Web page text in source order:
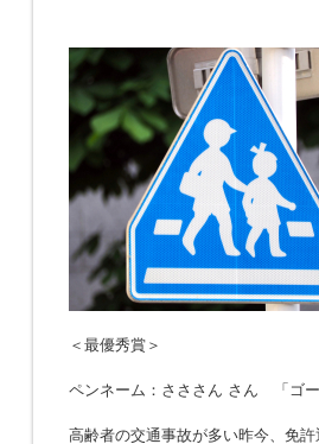
＜最優秀賞＞
ペンネーム：さささん さん 「ゴ
高齢者の交通事故が多い昨今、免